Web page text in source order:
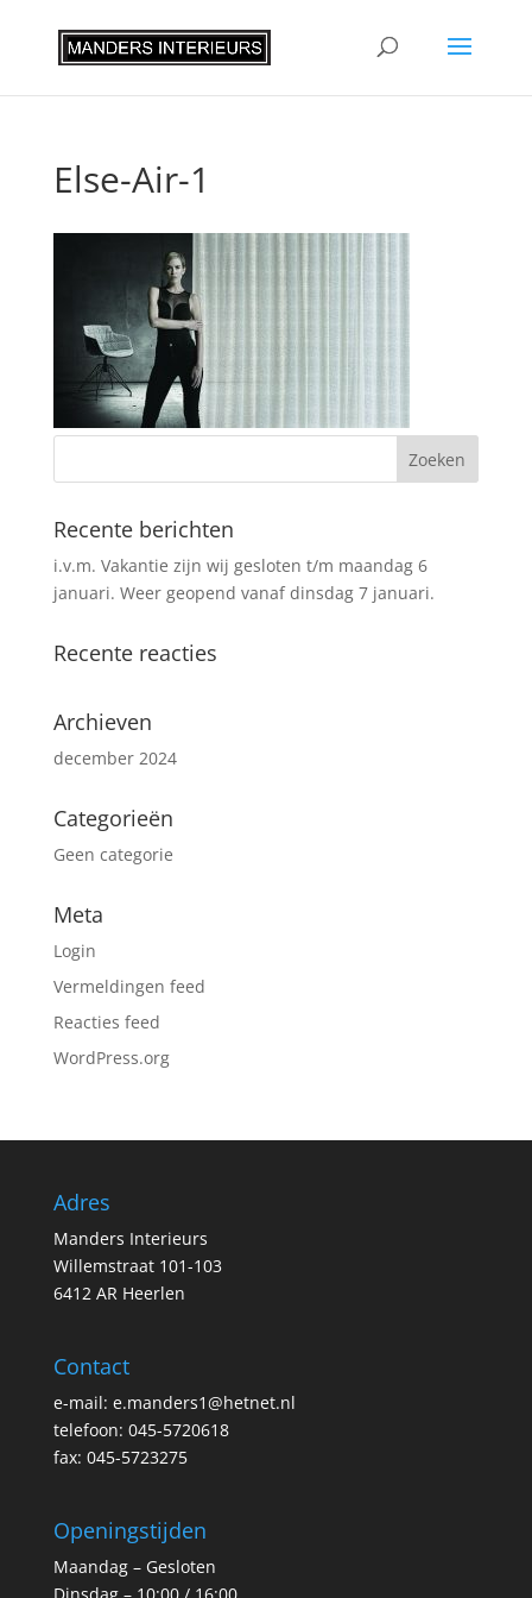
Else-Air-1
Recente berichten
i.v.m. Vakantie zijn wij gesloten t/m maandag 6
januari. Weer geopend vanaf dinsdag 7 januari.
Recente reacties
Archieven
december 2024
Categorieën
Geen categorie
Meta
Login
Vermeldingen feed
Reacties feed
WordPress.org
Adres
Manders Interieurs
Willemstraat 101-103
6412 AR Heerlen
Contact
e-mail: e.manders1@hetnet.nl
telefoon: 045-5720618
fax: 045-5723275
Openingstijden
Maandag – Gesloten